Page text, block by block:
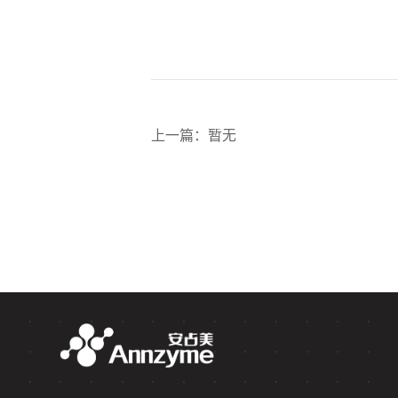
上一篇 ： 暂无